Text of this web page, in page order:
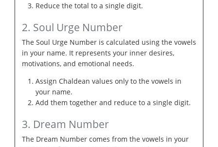
Reduce the total to a single digit.
2. Soul Urge Number
The Soul Urge Number is calculated using the vowels
in your name. It represents your inner desires,
motivations, and emotional needs.
Assign Chaldean values only to the vowels in
your name.
Add them together and reduce to a single digit.
3. Dream Number
The Dream Number comes from the vowels in your